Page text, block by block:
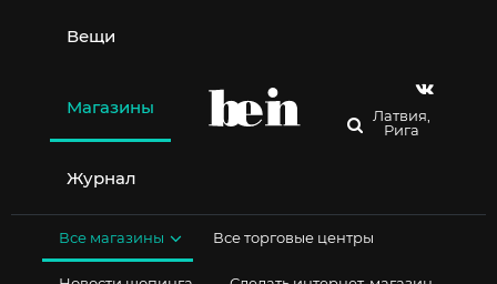
содержимому
Вещи
Магазины
Журнал
Латвия,
Рига
Все магазины Все торговые центры